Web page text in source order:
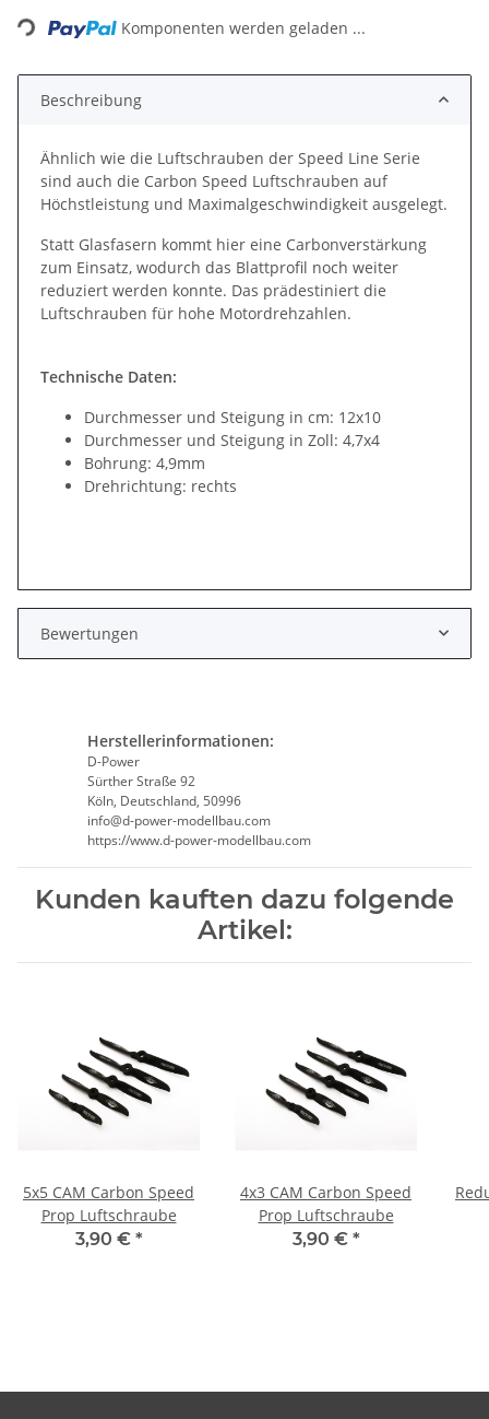
Komponenten werden geladen ...
Beschreibung
Ähnlich wie die Luftschrauben der Speed Line Serie
sind auch die Carbon Speed Luftschrauben auf
Höchstleistung und Maximalgeschwindigkeit ausgelegt.
Statt Glasfasern kommt hier eine Carbonverstärkung
zum Einsatz, wodurch das Blattprofil noch weiter
reduziert werden konnte. Das prädestiniert die
Luftschrauben für hohe Motordrehzahlen.
Technische Daten:
Durchmesser und Steigung in cm: 12x10
Durchmesser und Steigung in Zoll: 4,7x4
Bohrung: 4,9mm
Drehrichtung: rechts
Bewertungen
Herstellerinformationen:
D-Power
Sürther Straße 92
Köln, Deutschland, 50996
info@d-power-modellbau.com
https://www.d-power-modellbau.com
Kunden kauften dazu folgende
Artikel:
5x5 CAM Carbon Speed
Prop Luftschraube
3,90 € *
4x3 CAM Carbon Speed
Prop Luftschraube
3,90 € *